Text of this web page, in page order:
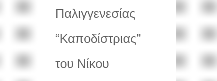
Παλιγγενεσίας
“Καποδίστριας”
του Νίκου